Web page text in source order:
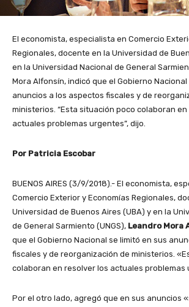
El economista, especialista en Comercio
Regionales, docente en la Universidad de
en la Universidad Nacional de General
Mora Alfonsín, indicó que el Gobierno
anuncios a los aspectos fiscales y de
ministerios. “Esta situación poco colaboran
actuales problemas urgentes”, dijo.
Por Patricia Escobar
BUENOS AIRES (3/9/2018).- El economista,
Comercio Exterior y Economías Regionales,
Universidad de Buenos Aires (UBA) y en la
de General Sarmiento (UNGS), Leandro Mora
que el Gobierno Nacional se limitó en sus
fiscales y de reorganización de ministerios.
colaboran en resolver los actuales problemas
Por el otro lado, agregó que en sus anuncios